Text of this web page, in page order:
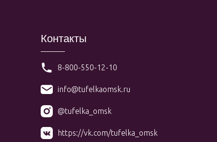
Контакты
@tufelka_omsk
https://vk.com/tufelka_omsk
8-800-550-12-10
info@tufelkaomsk.ru